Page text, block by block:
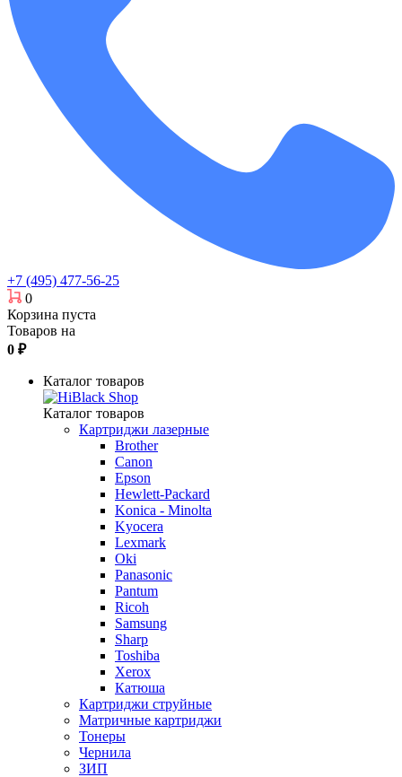
+7 (495) 477-56-25
0
Корзина пуста
Товаров на
0 ₽
Каталог товаров
Каталог товаров
Картриджи лазерные
Brother
Canon
Epson
Hewlett-Packard
Konica - Minolta
Kyocera
Lexmark
Oki
Panasonic
Pantum
Ricoh
Samsung
Sharp
Toshiba
Xerox
Катюша
Картриджи струйные
Матричные картриджи
Тонеры
Чернила
ЗИП